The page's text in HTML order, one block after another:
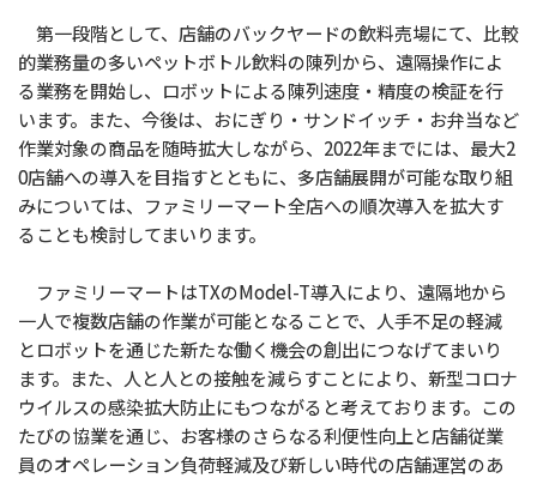
第一段階として、店舗のバックヤードの飲料売場にて、比較
的業務量の多いペットボトル飲料の陳列から、遠隔操作によ
る業務を開始し、ロボットによる陳列速度・精度の検証を行
います。また、今後は、おにぎり・サンドイッチ・お弁当など
作業対象の商品を随時拡大しながら、2022年までには、最大2
0店舗への導入を目指すとともに、多店舗展開が可能な取り組
みについては、ファミリーマート全店への順次導入を拡大す
ることも検討してまいります。
ファミリーマートはTXのModel-T導入により、遠隔地から
一人で複数店舗の作業が可能となることで、人手不足の軽減
とロボットを通じた新たな働く機会の創出につなげてまいり
ます。また、人と人との接触を減らすことにより、新型コロナ
ウイルスの感染拡大防止にもつながると考えております。この
たびの協業を通じ、お客様のさらなる利便性向上と店舗従業
員のオペレーション負荷軽減及び新しい時代の店舗運営のあ